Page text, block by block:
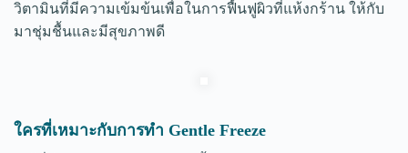
วิตามินที่มีความเข้มข้นเพื่อในการฟื้นฟูผิวที่แห้งกร้าน ให้กับ
มาชุ่มชื้นและมีสุขภาพดี
ใครที่เหมาะกับการทำ Gentle Freeze